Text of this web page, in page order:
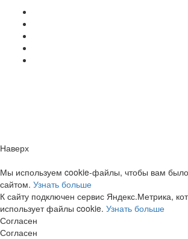
Наверх
Мы используем cookie-файлы, чтобы вам
сайтом. Узнать больше
К сайту подключен сервис Яндекс.Метрика,
использует файлы cookie. Узнать больше
Согласен
Согласен